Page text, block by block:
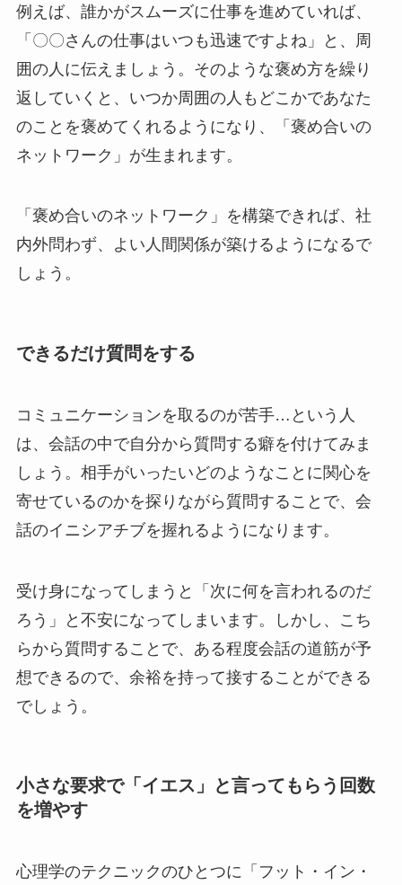
例えば、誰かがスムーズに仕事を進めていれば、
「〇〇さんの仕事はいつも迅速ですよね」と、周
囲の人に伝えましょう。そのような褒め方を繰り
返していくと、いつか周囲の人もどこかであなた
のことを褒めてくれるようになり、「褒め合いの
ネットワーク」が生まれます。
「褒め合いのネットワーク」を構築できれば、社
内外問わず、よい人間関係が築けるようになるで
しょう。
できるだけ質問をする
コミュニケーションを取るのが苦手…という人
は、会話の中で自分から質問する癖を付けてみま
しょう。相手がいったいどのようなことに関心を
寄せているのかを探りながら質問することで、会
話のイニシアチブを握れるようになります。
受け身になってしまうと「次に何を言われるのだ
ろう」と不安になってしまいます。しかし、こち
らから質問することで、ある程度会話の道筋が予
想できるので、余裕を持って接することができる
でしょう。
小さな要求で「イエス」と言ってもらう回数
を増やす
心理学のテクニックのひとつに「フット・イン・